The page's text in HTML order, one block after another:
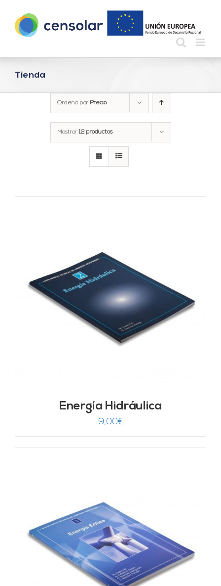
contenido
Tienda
Ordena por Precio
Mostrar12 productos
Energía Hidráulica
9,00€